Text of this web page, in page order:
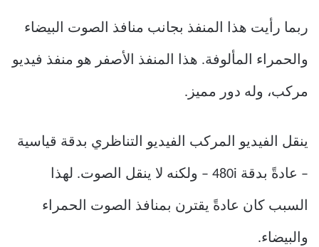
ربما رأيت هذا المنفذ بجانب منافذ الصوت البيضاء
والحمراء المألوفة. هذا المنفذ الأصفر هو منفذ فيديو
مركب، وله دور مميز.
ينقل الفيديو المركب الفيديو التناظري بدقة قياسية
– عادةً بدقة 480i – ولكنه لا ينقل الصوت. لهذا
السبب كان عادةً يقترن بمنافذ الصوت الحمراء
والبيضاء.